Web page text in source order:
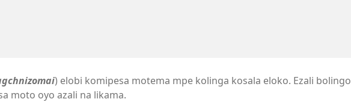
) elobi komipesa motema mpe kolinga kosala eloko. Ezali bolingo
moto oyo azali na likama.